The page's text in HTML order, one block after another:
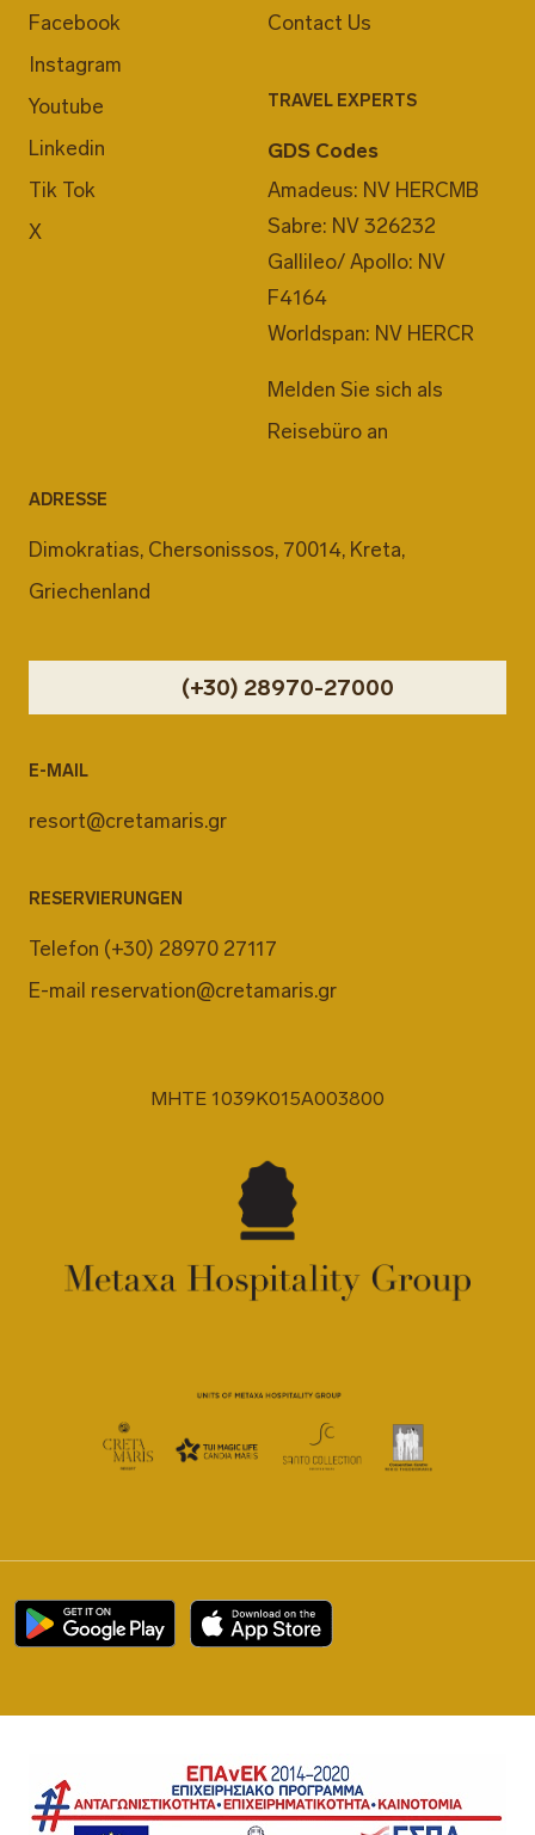
Facebook
Instagram
Youtube
Linkedin
Tik Tok
X
Contact Us
TRAVEL EXPERTS
GDS Codes
Amadeus: NV HERCMB
Sabre: NV 326232
Gallileo/ Apollo: NV
F4164
Worldspan: NV HERCR
Melden Sie sich als
Reisebüro an
ADRESSE
Dimokratias, Chersonissos, 70014, Kreta,
Griechenland
(+30) 28970-27000
E-MAIL
resort@cretamaris.gr
RESERVIERUNGEN
Telefon (+30) 28970 27117
E-mail reservation@cretamaris.gr
MHTE 1039K015A003800